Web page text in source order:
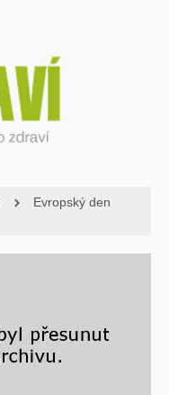
Evropský den